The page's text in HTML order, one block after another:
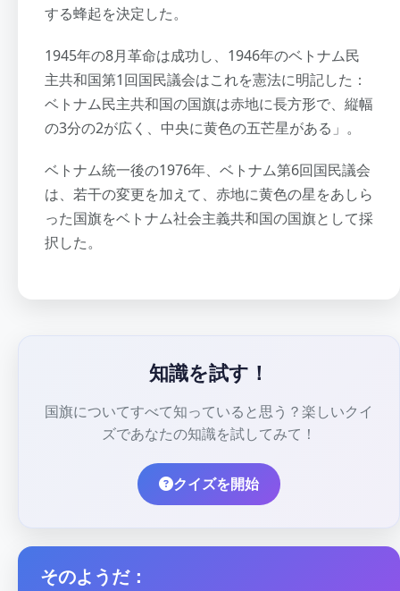
する蜂起を決定した。
1945年の8月革命は成功し、1946年のベトナム民
主共和国第1回国民議会はこれを憲法に明記した：
ベトナム民主共和国の国旗は赤地に長方形で、縦幅
の3分の2が広く、中央に黄色の五芒星がある」。
ベトナム統一後の1976年、ベトナム第6回国民議会
は、若干の変更を加えて、赤地に黄色の星をあしら
った国旗をベトナム社会主義共和国の国旗として採
択した。
知識を試す！
国旗についてすべて知っていると思う？楽しいクイ
ズであなたの知識を試してみて！
クイズを開始
そのようだ：